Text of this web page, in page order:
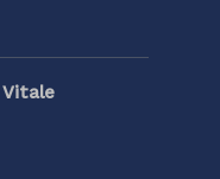
Vitale